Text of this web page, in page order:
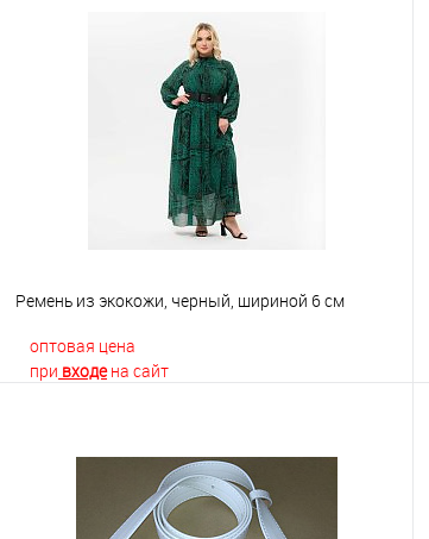
Ремень из экокожи, черный, шириной 6 см
оптовая цена
при входена сайт
Купить в 1 клик
К сравнению